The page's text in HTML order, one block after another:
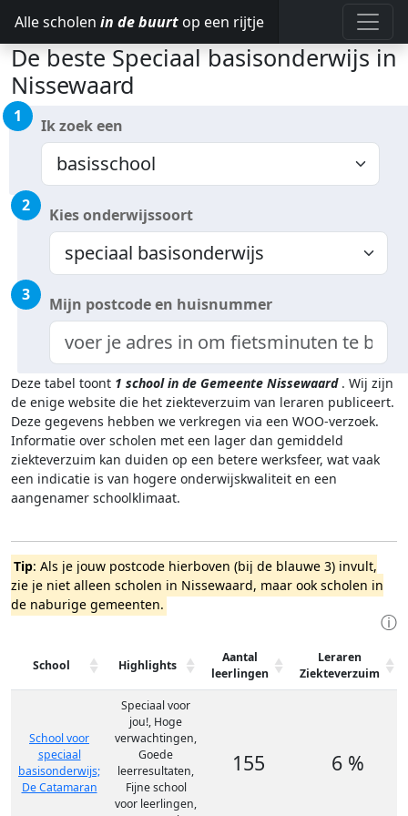
Alle scholen in de buurt op een rijtje
De beste Speciaal basisonderwijs in
Nissewaard
1 Ik zoek een
2 Kies onderwijssoort
3 Mijn postcode en huisnummer
Deze tabel toont 1 school in de Gemeente Nissewaard . Wij zijn
de enige website die het ziekteverzuim van leraren publiceert.
Deze gegevens hebben we verkregen via een WOO-verzoek.
Informatie over scholen met een lager dan gemiddeld
ziekteverzuim kan duiden op een betere werksfeer, wat vaak
een indicatie is van hogere onderwijskwaliteit en een
aangenamer schoolklimaat.
Tip: Als je jouw postcode hierboven (bij de blauwe 3) invult,
zie je niet alleen scholen in Nissewaard, maar ook scholen in
de naburige gemeenten.
ⓘ
School Highlights
Aantal
leerlingen
Leraren
Ziekteverzuim
School voor
speciaal
basisonderwijs;
De Catamaran
Speciaal voor
jou!, Hoge
verwachtingen,
Goede
leerresultaten,
Fijne school
voor leerlingen,
155 6 %